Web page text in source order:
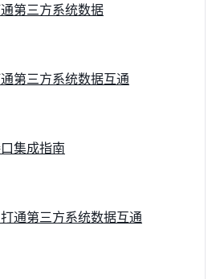
第三方系统数据
第三方系统数据互通
集成指南
通第三方系统数据互通